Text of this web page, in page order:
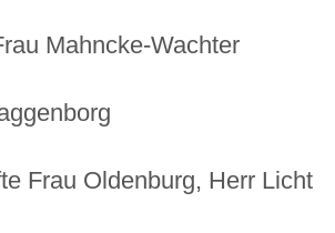
Mahncke-Wachter
Frau Oldenburg, Herr Licht